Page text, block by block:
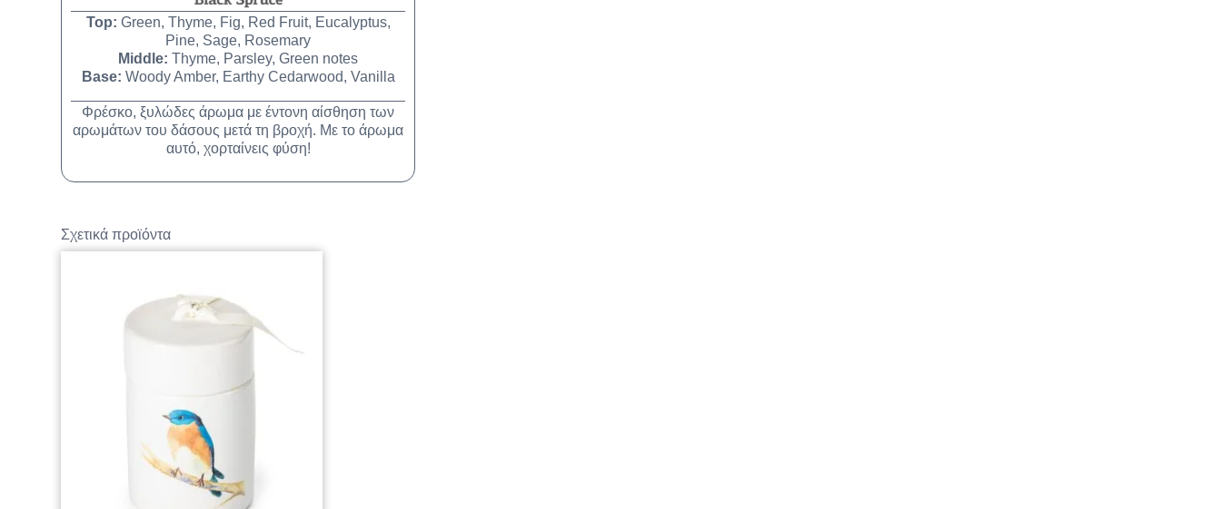
Top: Green, Thyme, Fig, Red Fruit, Eucalyptus,
Pine, Sage, Rosemary
Middle: Thyme, Parsley, Green notes
Base: Woody Amber, Earthy Cedarwood, Vanilla
Φρέσκο, ξυλώδες άρωμα με έντονη αίσθηση των
αρωμάτων του δάσους μετά τη βροχή. Με το άρωμα
αυτό, χορταίνεις φύση!
Σχετικά προϊόντα